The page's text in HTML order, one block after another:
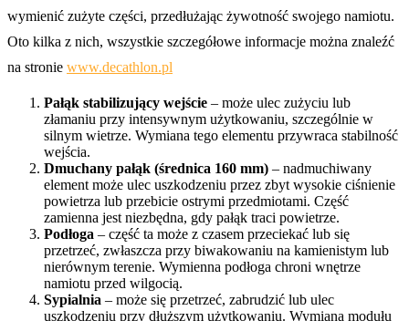
wymienić zużyte części, przedłużając żywotność swojego namiotu.
Oto kilka z nich, wszystkie szczegółowe informacje można znaleźć
na stronie www.decathlon.pl
Pałąk stabilizujący wejście – może ulec zużyciu lub
złamaniu przy intensywnym użytkowaniu, szczególnie w
silnym wietrze. Wymiana tego elementu przywraca stabilność
wejścia.
Dmuchany pałąk (średnica 160 mm) – nadmuchiwany
element może ulec uszkodzeniu przez zbyt wysokie ciśnienie
powietrza lub przebicie ostrymi przedmiotami. Część
zamienna jest niezbędna, gdy pałąk traci powietrze.
Podłoga – część ta może z czasem przeciekać lub się
przetrzeć, zwłaszcza przy biwakowaniu na kamienistym lub
nierównym terenie. Wymienna podłoga chroni wnętrze
namiotu przed wilgocią.
Sypialnia – może się przetrzeć, zabrudzić lub ulec
uszkodzeniu przy dłuższym użytkowaniu. Wymiana modułu